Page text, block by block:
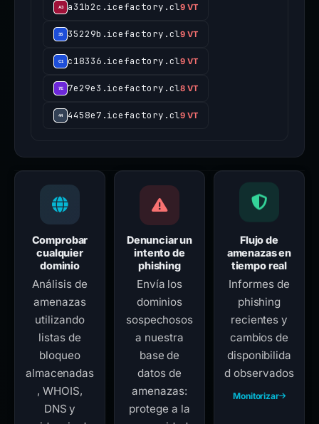
a31b2c.icefactory.cl9 VT
35229b.icefactory.cl9 VT
c18336.icefactory.cl9 VT
7e29e3.icefactory.cl8 VT
4458e7.icefactory.cl9 VT
Comprobar
cualquier
dominio
Análisis de
amenazas
utilizando
listas de
bloqueo
almacenadas
, WHOIS,
DNS y
Denunciar un
intento de
phishing
Envía los
dominios
sospechosos
a nuestra
base de
datos de
amenazas:
protege a la
Flujo de
amenazas en
tiempo real
Informes de
phishing
recientes y
cambios de
disponibilida
d observados
Monitorizar